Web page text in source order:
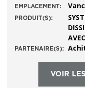
EMPLACEMENT:
PRODUIT(S):
PARTENAIRE(S):
VOIR